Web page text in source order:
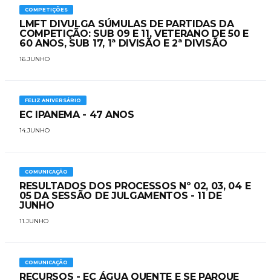
COMPETIÇÕES
LMFT DIVULGA SÚMULAS DE PARTIDAS DA
COMPETIÇÃO: SUB 09 E 11, VETERANO DE 50 E
60 ANOS, SUB 17, 1ª DIVISÃO E 2ª DIVISÃO
16.JUNHO
FELIZ ANIVERSÁRIO
EC IPANEMA - 47 ANOS
14.JUNHO
COMUNICAÇÃO
RESULTADOS DOS PROCESSOS Nº 02, 03, 04 E
05 DA SESSÃO DE JULGAMENTOS - 11 DE
JUNHO
11.JUNHO
COMUNICAÇÃO
RECURSOS - EC ÁGUA QUENTE E SE PARQUE